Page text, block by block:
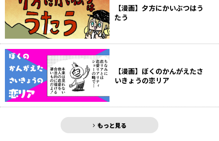
【漫画】夕方にかいぶつはう
たう
【漫画】ぼくのかんがえたさ
いきょうの恋リア
もっと見る